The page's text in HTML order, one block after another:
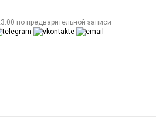
по предварительной записи